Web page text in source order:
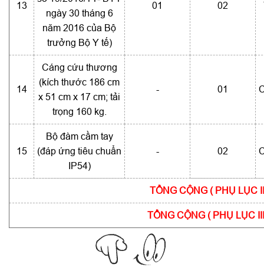
13
ngày 30 tháng 6
năm 2016 của Bộ
trưởng Bộ Y tế)
01 02
14
Cáng cứu thương
(kích thước 186 cm
x 51 cm x 17 cm; tải
trọng 160 kg.
- 01
15
Bộ đàm cầm tay
(đáp ứng tiêu chuẩn
IP54)
- 02
TỔNG CỘNG ( PHỤ LỤC
TỔNG CỘNG ( PHỤ LỤC